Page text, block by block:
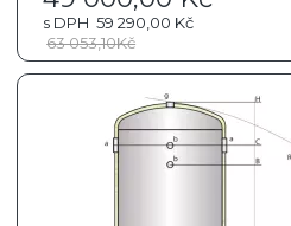
s DPH 59 290,00 Kč
63 053,10Kč